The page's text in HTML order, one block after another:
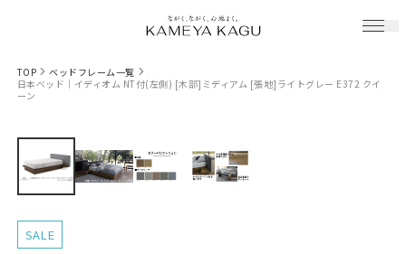
TOP
ベッドフレーム一覧
日本ベッド｜イディオム NT付(左側) [木部]ミディアム [張地]ライトグレー E372 クイ
ーン
SALE